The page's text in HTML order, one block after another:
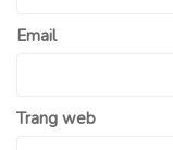
Email
Trang web